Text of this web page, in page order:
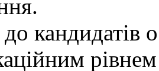
кандидатів